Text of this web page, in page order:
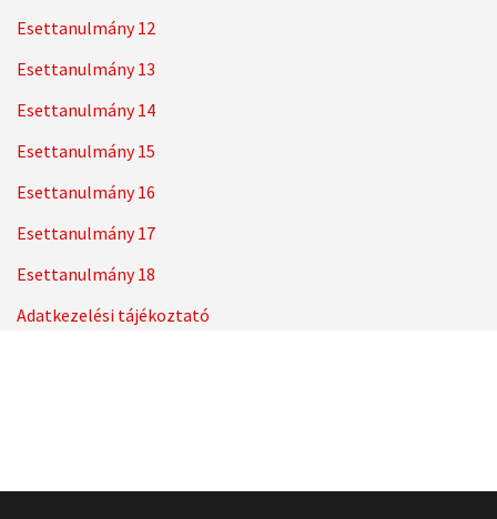
Esettanulmány 12
Esettanulmány 13
Esettanulmány 14
Esettanulmány 15
Esettanulmány 16
Esettanulmány 17
Esettanulmány 18
Adatkezelési tájékoztató